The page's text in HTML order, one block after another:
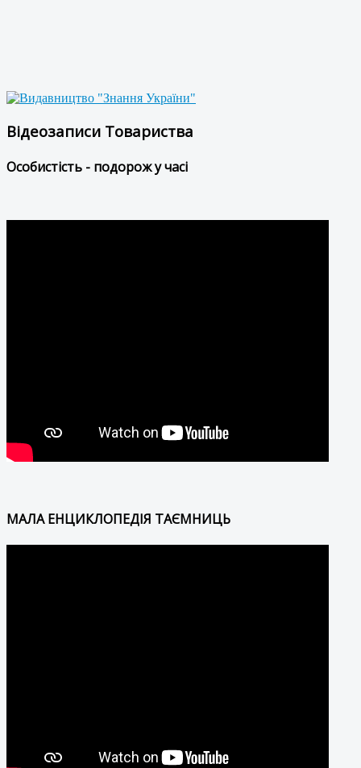
Відеозаписи Товариства
Особистість - подорож у часі
МАЛА ЕНЦИКЛОПЕДІЯ ТАЄМНИЦЬ